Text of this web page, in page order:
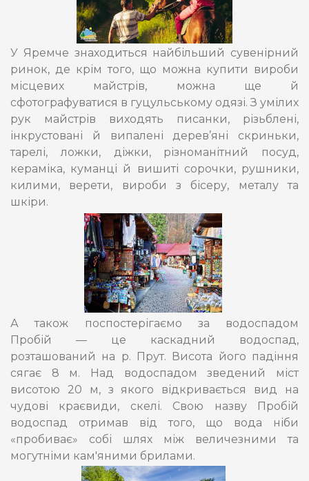
У Яремче знаходиться найбільший сувенірний
ринок, де крім того, що можна купити вироби
місцевих майстрів, можна ще й
сфотографуватися в гуцульському одязі. З умілих
рук майстрів виходять писанки, різьблені,
інкрустовані й випалені дерев’яні скриньки,
тарелі, ложки, діжки, різноманітний посуд,
кераміка, куманці й вишиті сорочки, рушники,
килими, верети, вироби з бісеру, металу та
шкіри.
А також поспостерігаємо за водоспадом
Пробій — це каскадний водоспад,
розташований на р. Прут. Висота його падіння
сягає 8 м. Над водоспадом зведений міст
висотою 20 м, з якого відкривається вид на
чудові краєвиди, скелі. Свою назву Пробій
водоспад отримав від того, що вода ніби
«пробиває» собі шлях між величезними та
могутніми кам'яними брилами.